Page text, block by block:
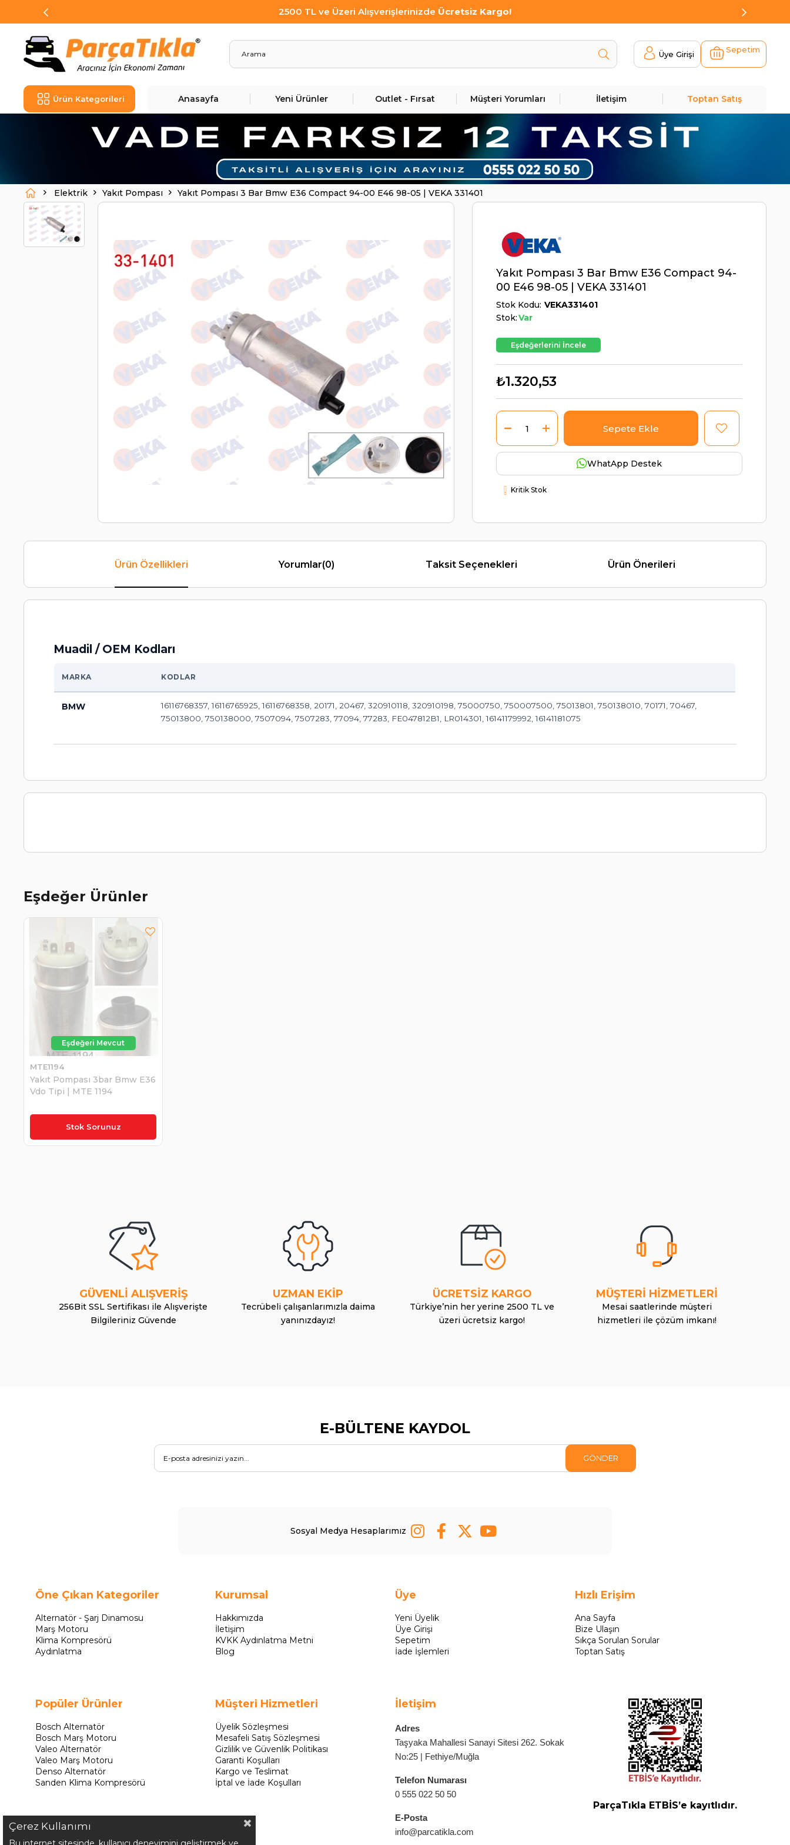
2500 TL ve Üzeri Alışverişlerinizde Ücretsiz Kargo!
Üye Girişi Sepetim
Ürün Kategorileri Anasayfa Yeni Ürünler Outlet - Fırsat Müşteri Yorumları İletişim Toptan Satış
Elektrik Yakıt Pompası Yakıt Pompası 3 Bar Bmw E36 Compact 94-00 E46 98-05 | VEKA 331401
Yakıt Pompası 3 Bar Bmw E36 Compact 94-
00 E46 98-05 | VEKA 331401
Stok Kodu VEKA331401
Stok:Var
Eşdeğerlerini İncele
₺1.320,53
WhatApp Destek
Kritik Stok
Ürün Özellikleri Yorumlar(0) Taksit Seçenekleri Ürün Önerileri
Muadil / OEM Kodları
MARKA KODLAR
BMW
16116768357, 16116765925, 16116768358, 20171, 20467, 320910118, 320910198, 75000750, 750007500, 75013801, 750138010, 70171, 70467,
75013800, 750138000, 7507094, 7507283, 77094, 77283, FE047812B1, LR014301, 16141179992, 16141181075
Eşdeğer Ürünler
Stok Sorunuz
Yakıt Pompası 3bar Bmw E36
Vdo Tipi | MTE 1194
MTE1194
₺1.318,74
GÜVENLİ ALIŞVERİŞ
256Bit SSL Sertifikası ile Alışverişte
Bilgileriniz Güvende
UZMAN EKİP
Tecrübeli çalışanlarımızla daima
yanınızdayız!
ÜCRETSİZ KARGO
Türkiye’nin her yerine 2500 TL ve
üzeri ücretsiz kargo!
MÜŞTERİ HİZMETLERİ
Mesai saatlerinde müşteri
hizmetleri ile çözüm imkanı!
E-BÜLTENE KAYDOL
GÖNDER
Sosyal Medya Hesaplarımız
Öne Çıkan Kategoriler
Alternatör - Şarj Dinamosu
Marş Motoru
Klima Kompresörü
Aydınlatma
Popüler Ürünler
Bosch Alternatör
Bosch Marş Motoru
Valeo Alternatör
Valeo Marş Motoru
Denso Alternatör
Sanden Klima Kompresörü
Kurumsal
Hakkımızda
İletişim
KVKK Aydınlatma Metni
Blog
Müşteri Hizmetleri
Üyelik Sözleşmesi
Mesafeli Satış Sözleşmesi
Gizlilik ve Güvenlik Politikası
Garanti Koşulları
Kargo ve Teslimat
İptal ve İade Koşulları
Üye
Yeni Üyelik
Üye Girişi
Sepetim
İade İşlemleri
İletişim
Adres
Taşyaka Mahallesi Sanayi Sitesi 262. Sokak
No:25 | Fethiye/Muğla
Telefon Numarası
0 555 022 50 50
E-Posta
info@parcatikla.com
Hızlı Erişim
Ana Sayfa
Bize Ulaşın
Sıkça Sorulan Sorular
Toptan Satış
ParçaTıkla ETBİS’e kayıtlıdır.
Çerez Kullanımı